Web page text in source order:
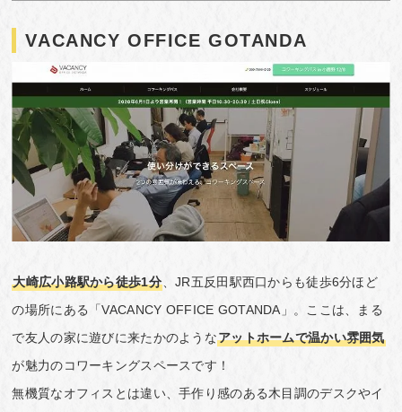
VACANCY OFFICE GOTANDA
大崎広小路駅から徒歩1分、JR五反田駅西口からも徒歩6分ほど
の場所にある「VACANCY OFFICE GOTANDA」。ここは、まる
で友人の家に遊びに来たかのようなアットホームで温かい雰囲気
が魅力のコワーキングスペースです！
無機質なオフィスとは違い、手作り感のある木目調のデスクやイ